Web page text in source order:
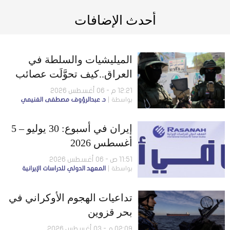
أحدث الإضافات
الميليشيات والسلطة في
العراق..كيف تحوَّلَت عصائب
أهل الحق إلى لاعب سياسي
مؤثر؟
12:21 م - 06 أغسطس 2026
بواسطة د. عبدالرؤوف مصطفى الغنيمي
إيران في أسبوع: 30 يوليو – 5
أغسطس 2026
11:51 ص - 06 أغسطس 2026
بواسطة المعهد الدولي للدراسات الإيرانية
تداعيات الهجوم الأوكراني في
بحر قزوين